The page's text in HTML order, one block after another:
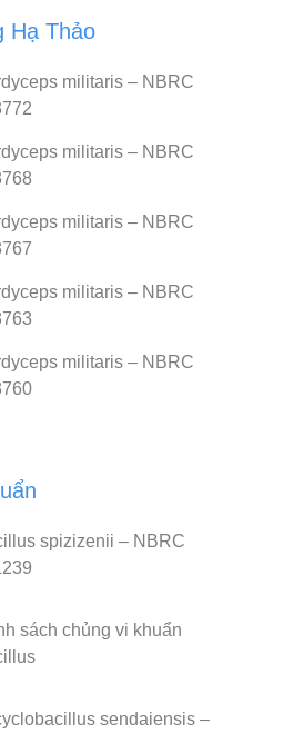
Hạ Thảo
militaris – NBRC
militaris – NBRC
militaris – NBRC
militaris – NBRC
militaris – NBRC
spizizenii – NBRC
sách chủng vi khuẩn
sendaiensis –